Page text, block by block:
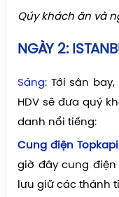
Qúy khách ăn và
NGÀY 2:
Sáng: Tới sân
HDV sẽ đưa quý
danh nổi tiếng:
Cung điện
giờ đây cung
lưu giữ các thánh